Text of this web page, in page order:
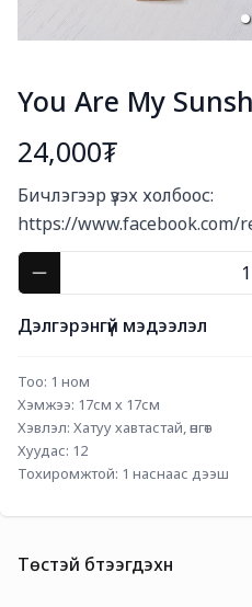
You Are My
24,000₮
Бичлэгээр үзэх холбоос:
https://www.facebook.com/
Дэлгэрэнгүй мэдээлэл
Тоо: 1 ном
Хэмжээ: 17см х 17см
Хэвлэл: Хатуу хавтастай, өнгөт
Хуудас: 12
Тохиромжтой: 1 наснаас дээш
Төстэй бүтээгдэхүүн